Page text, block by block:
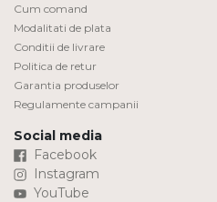
Cum comand
Modalitati de plata
Conditii de livrare
Politica de retur
Garantia produselor
Regulamente campanii
Social media
Facebook
Instagram
YouTube